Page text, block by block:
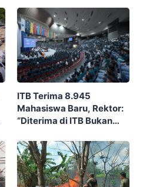
Nusantara
ITB Terima 8.945
Mahasiswa Baru, Rektor:
“Diterima di ITB Bukan